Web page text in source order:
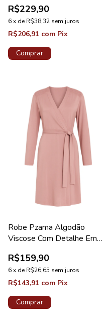
R$229,90
6x deR$38,32 sem juros
R$206,91 com Pix
Comprar
Robe Pzama Algodão
Viscose Com Detalhe Em
R$159,90
6x deR$26,65 sem juros
R$143,91 com Pix
Comprar